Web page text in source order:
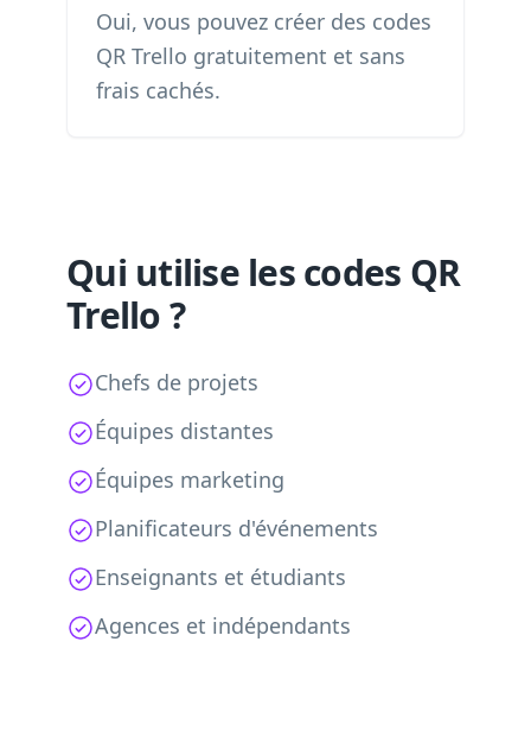
Oui, vous pouvez créer des codes
QR Trello gratuitement et sans
frais cachés.
Qui utilise les codes QR
Trello ?
Chefs de projets
Équipes distantes
Équipes marketing
Planificateurs d'événements
Enseignants et étudiants
Agences et indépendants